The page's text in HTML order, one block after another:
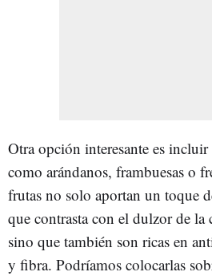
Otra opción interesante es incluir
como arándanos, frambuesas o
frutas no solo aportan un toque
que contrasta con el dulzor de la
sino que también son ricas en
y fibra. Podríamos colocarlas